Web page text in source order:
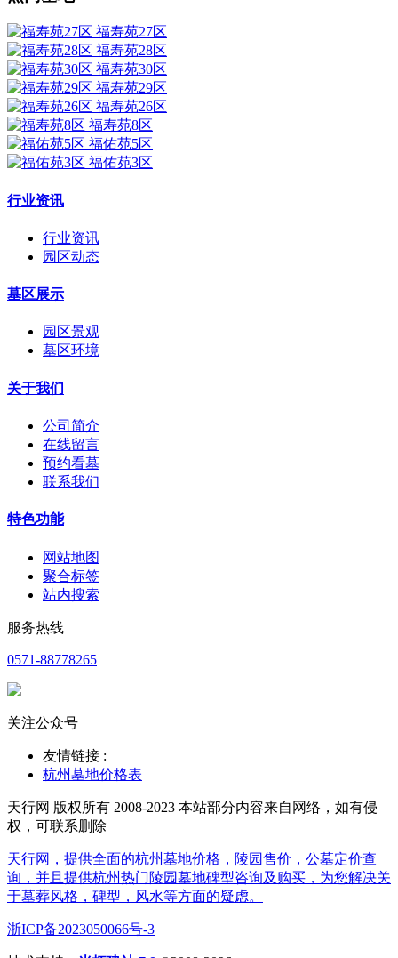
福寿苑27区
福寿苑28区
福寿苑30区
福寿苑29区
福寿苑26区
福寿苑8区
福佑苑5区
福佑苑3区
行业资讯
行业资讯
园区动态
墓区展示
园区景观
墓区环境
关于我们
公司简介
在线留言
预约看墓
联系我们
特色功能
网站地图
聚合标签
站内搜索
服务热线
0571-88778265
关注公众号
友情链接 :
杭州墓地价格表
天行网 版权所有 2008-2023 本站部分内容来自网络，如有侵
权，可联系删除
天行网，提供全面的杭州墓地价格，陵园售价，公墓定价查
询，并且提供杭州热门陵园墓地碑型咨询及购买，为您解决关
于墓葬风格，碑型，风水等方面的疑虑。
浙ICP备2023050066号-3